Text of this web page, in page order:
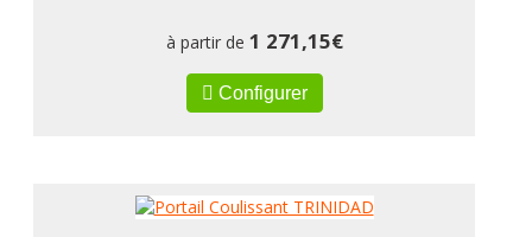
à partir de 1 271,15€
Configurer